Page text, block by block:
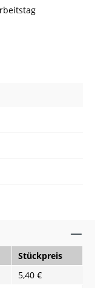
Stückpreis
5,40 €